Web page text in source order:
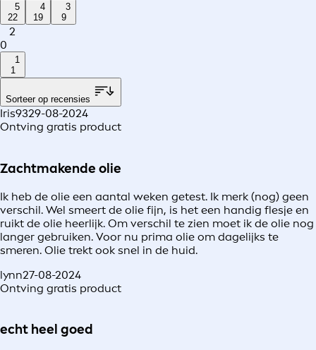
5
22
4
19
3
9
2
0
1
1
Sorteer op recensies
Iris9329-08-2024
Ontving gratis product
Zachtmakende olie
Ik heb de olie een aantal weken getest. Ik merk (nog) geen
verschil. Wel smeert de olie fijn, is het een handig flesje en
ruikt de olie heerlijk. Om verschil te zien moet ik de olie nog
langer gebruiken. Voor nu prima olie om dagelijks te
smeren. Olie trekt ook snel in de huid.
lynn27-08-2024
Ontving gratis product
echt heel goed